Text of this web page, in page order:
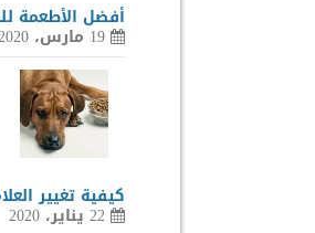
أفضل الأطعمة
19 مارس، 2020
كيفية تغيير
22 يناير، 2020